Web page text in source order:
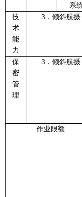
系
技
术
能
力
3 ． 倾斜航摄
保
密
管
理
3 ． 倾斜航摄
作业限额